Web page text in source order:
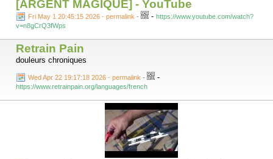
[ARGENT MAGIQUE] - YouTube
Fri May 1 20:45:15 2026 - permalink - - https://www.youtube.com/watch?
v=n8gCrQ3fWps
Retrain Pain
douleurs chroniques
Wed Apr 22 19:17:18 2026 - permalink - -
https://www.retrainpain.org/languages/french